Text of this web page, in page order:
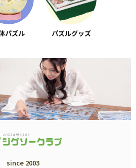
パズル パズルグッズ
since 2003